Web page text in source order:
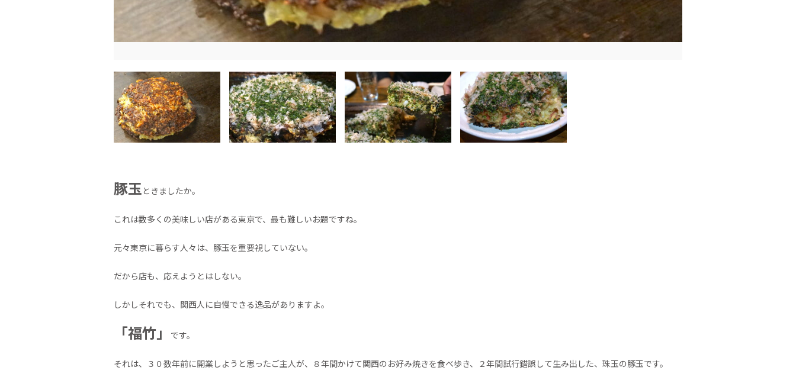
豚玉 ときましたか。
これは数多くの美味しい店がある東京で、最も難しいお題ですね。
元々東京に暮らす人々は、豚玉を重要視していない。
だから店も、応えようとはしない。
しかしそれでも、関西人に自慢できる逸品がありますよ。
「福竹」 です。
それは、３０数年前に開業しようと思ったご主人が、８年間かけて関西のお好み焼きを食べ歩き、２年間試行錯誤して生み出した、珠玉の豚玉です。